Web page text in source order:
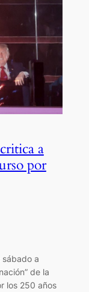
a
por
sábado a
de la
los 250 años